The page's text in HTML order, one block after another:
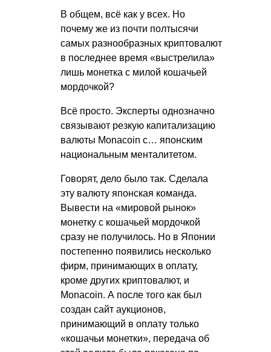
В общем, всё как у всех. Но
почему же из почти полтысячи
самых разнообразных криптовалют
в последнее время «выстрелила»
лишь монетка с милой кошачьей
мордочкой?
Всё просто. Эксперты однозначно
связывают резкую капитализацию
валюты Monacoin с… японским
национальным менталитетом.
Говорят, дело было так. Сделала
эту валюту японская команда.
Вывести на «мировой рынок»
монетку с кошачьей мордочкой
сразу не получилось. Но в Японии
постепенно появились несколько
фирм, принимающих в оплату,
кроме других криптовалют, и
Monacoin. А после того как был
создан сайт аукционов,
принимающий в оплату только
«кошачьи монетки», передача об